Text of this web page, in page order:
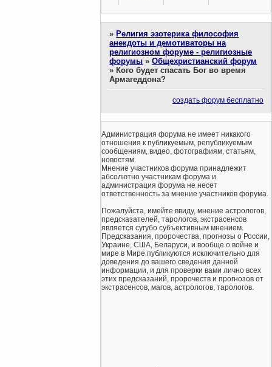
»Религия эзотерика философия
анекдоты и демотиваторы на
религиозном форуме - религиозные
форумы »Общехристианский форум
»Кого будет спасать Бог во время
Армагеддона?
создать форум бесплатно
Администрация форума не имеет никакого
отношения к публикуемым, републикуемым
сообщениям, видео, фотографиям, статьям,
новостям.
Мнение участников форума принадлежит
абсолютно участникам форума и
администрация форума не несет
ответственность за мнение участников форума.
Пожалуйста, имейте ввиду, мнение астрологов,
предсказателей, тарологов, экстрасенсов
является сугубо субъективным мнением.
Предсказания, пророчества, прогнозы о России,
Украине, США, Беларуси, и вообще о войне и
мире в Мире публикуются исключительно для
доведения до вашего сведения данной
информации, и для проверки вами лично всех
этих предсказаний, пророчеств и прогнозов от
экстрасенсов, магов, астрологов, тарологов.